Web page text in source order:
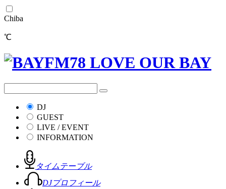
Chiba
℃
DJ
GUEST
LIVE / EVENT
INFORMATION
タイムテーブル
DJプロフィール